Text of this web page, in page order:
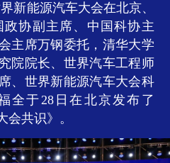
新能源汽车大会在北京、
协副主席、中国科协主
主席万钢委托，清华大学
院院长、世界汽车工程师
、世界新能源汽车大会科
全于28日在北京发布了
会共识》。